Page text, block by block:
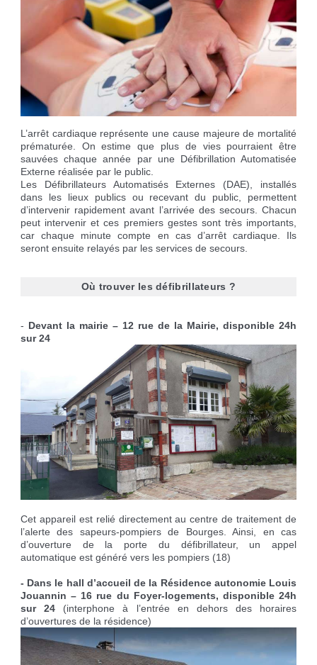
Déchèteries
Marches vertes
Recycleries
Lutter contre l'ambroisie
Etat civil
Cartes d'identité, passeport
Carte d'électeur
Livret de famille
Recensement militaire
Réservation de salles
Cimetière
Nos grands événements
Des projets
Aire pour camping-cars
Campings à proximité
Borne de recharge voiture électrique
L’arrêt cardiaque représente une cause majeure de mortalité
prématurée. On estime que plus de vies pourraient être
sauvées chaque année par une Défibrillation Automatisée
Externe réalisée par le public.
Les Défibrillateurs Automatisés Externes (DAE), installés
dans les lieux publics ou recevant du public, permettent
d’intervenir rapidement avant l’arrivée des secours. Chacun
peut intervenir et ces premiers gestes sont très importants,
car chaque minute compte en cas d’arrêt cardiaque. Ils
seront ensuite relayés par les services de secours.
Où trouver les défibrillateurs ?
- Devant la mairie – 12 rue de la Mairie, disponible 24h
sur 24
Cet appareil est relié directement au centre de traitement de
l’alerte des sapeurs-pompiers de Bourges. Ainsi, en cas
d’ouverture de la porte du défibrillateur, un appel
automatique est généré vers les pompiers (18)
- Dans le hall d’accueil de la Résidence autonomie Louis
Jouannin – 16 rue du Foyer-logements, disponible 24h
sur 24(interphone à l’entrée en dehors des horaires
d’ouvertures de la résidence)